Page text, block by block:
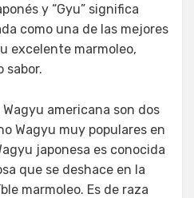
y “Gyu” significa
como una de las mejores
excelente marmoleo,
sabor.
americana son dos
Wagyu muy populares en
japonesa es conocida
que se deshace en la
marmoleo. Es de raza